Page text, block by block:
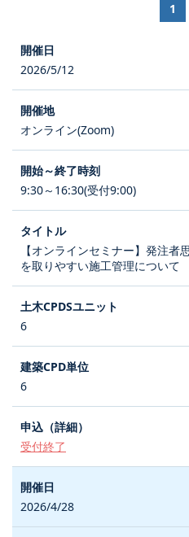
1
2026/5/12
オンライン(Zoom)
9:30～16:30(受付9:00)
【オンラインセミナー】発注
を取りやすい施工管理について
6
6
受付終了
2026/4/28